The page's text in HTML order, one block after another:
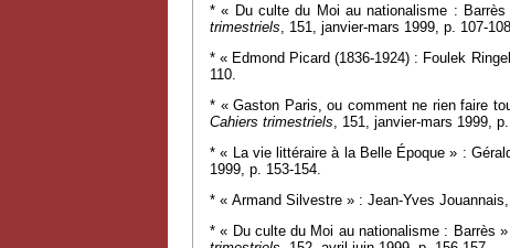
* « Du culte du Moi au nationalisme : Barrès
trimestriels , 151, janvier-mars 1999, p. 107-108.
* « Edmond Picard (1836-1924) : Foulek
110.
* « Gaston Paris, ou comment ne rien faire
Cahiers trimestriels , 151, janvier-mars 1999, p.
* « La vie littéraire à la Belle Époque » :
1999, p. 153-154.
* « Armand Silvestre » : Jean-Yves Jouannais,
* « Du culte du Moi au nationalisme : Barrès